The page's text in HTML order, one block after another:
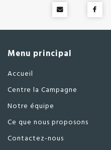
Menu principal
Accueil
Centre la Campagne
Notre équipe
Ce que nous proposons
Contactez-nous